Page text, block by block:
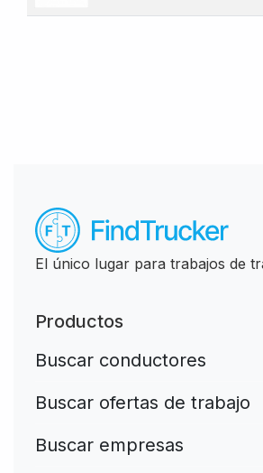
El único lugar para trabajos de
Productos
Buscar conductores
Buscar ofertas de trabajo
Buscar empresas